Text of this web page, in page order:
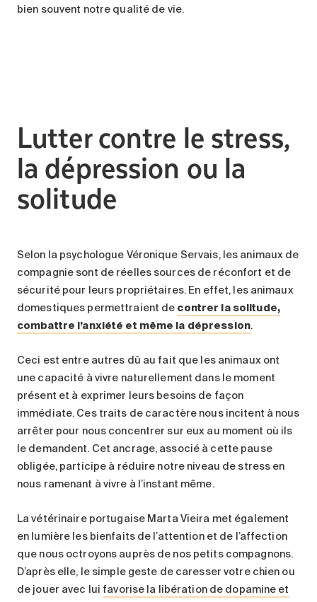
bien souvent notre qualité de vie.
Lutter contre le stress,
la dépression ou la
solitude
Selon la psychologue Véronique Servais, les animaux de
compagnie sont de réelles sources de réconfort et de
sécurité pour leurs propriétaires. En effet, les animaux
domestiques permettraient de contrer la solitude,
combattre l’anxiété et même la dépression.
Ceci est entre autres dû au fait que les animaux ont
une capacité à vivre naturellement dans le moment
présent et à exprimer leurs besoins de façon
immédiate. Ces traits de caractère nous incitent à nous
arrêter pour nous concentrer sur eux au moment où ils
le demandent. Cet ancrage, associé à cette pause
obligée, participe à réduire notre niveau de stress en
nous ramenant à vivre à l’instant même.
La vétérinaire portugaise Marta Vieira met également
en lumière les bienfaits de l’attention et de l’affection
que nous octroyons auprès de nos petits compagnons.
D’après elle, le simple geste de caresser votre chien ou
de jouer avec lui favorise la libération de dopamine et